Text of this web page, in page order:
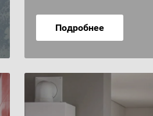
Подробнее